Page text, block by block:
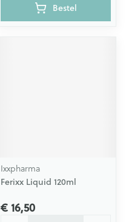
Bestel
Ixxpharma
Ferixx Liquid 120ml
€ 16,50